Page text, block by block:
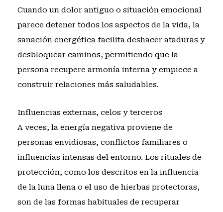
Cuando un dolor antiguo o situación emocional
parece detener todos los aspectos de la vida, la
sanación energética facilita deshacer ataduras y
desbloquear caminos, permitiendo que la
persona recupere armonía interna y empiece a
construir relaciones más saludables.
Influencias externas, celos y terceros
A veces, la energía negativa proviene de
personas envidiosas, conflictos familiares o
influencias intensas del entorno. Los rituales de
protección, como los descritos en la influencia
de la luna llenao el uso de hierbas protectoras,
son de las formas habituales de recuperar